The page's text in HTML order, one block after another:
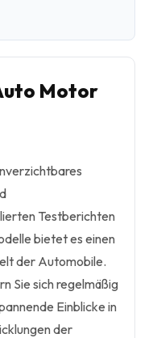
Motor
Testberichten
bietet es einen
der Automobile.
Sie sich regelmäßig
Einblicke in
der